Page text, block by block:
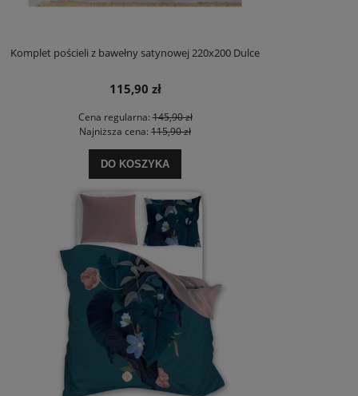
Komplet pościeli z bawełny satynowej 220x200 Dulce
115,90 zł
Cena regularna:145,90 zł
Najniższa cena: 115,90 zł
DO KOSZYKA